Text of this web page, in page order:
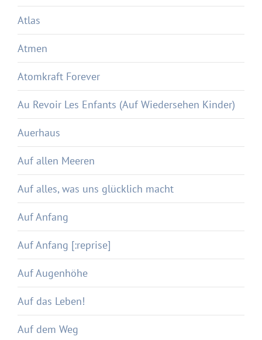
Atlas
Atmen
Atomkraft Forever
Au Revoir Les Enfants (Auf Wiedersehen Kinder)
Auerhaus
Auf allen Meeren
Auf alles, was uns glücklich macht
Auf Anfang
Auf Anfang [:reprise]
Auf Augenhöhe
Auf das Leben!
Auf dem Weg